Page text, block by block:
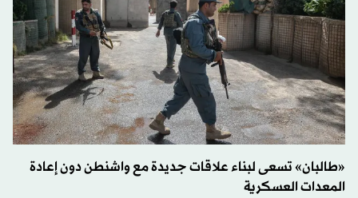
«طالبان» تسعى لبناء علاقات جديدة مع واشنطن دون إعادة
المعدات العسكرية